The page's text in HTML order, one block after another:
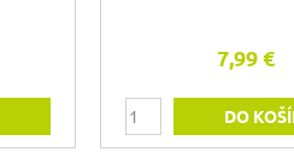
7,99 €
DO